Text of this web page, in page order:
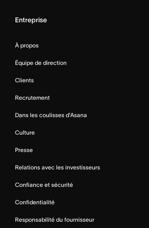
Entreprise
À propos
Équipe de direction
Clients
Recrutement
Dans les coulisses d’Asana
Culture
Presse
Relations avec les investisseurs
Confiance et sécurité
Confidentialité
Responsabilité du fournisseur